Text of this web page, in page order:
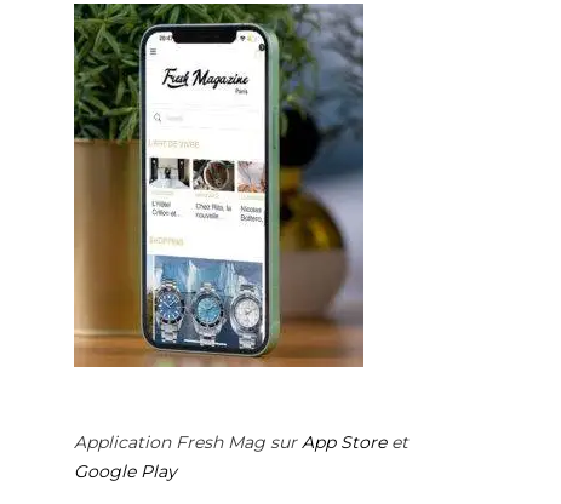
Application Fresh Mag surApp Storeet
Google Play